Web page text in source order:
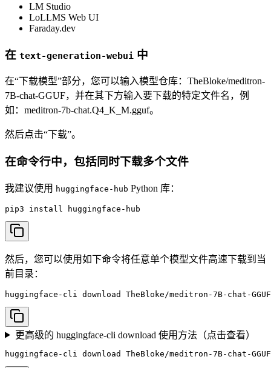
LM Studio
LoLLMS Web UI
Faraday.dev
在 text-generation-webui 中
在“下载模型”部分，您可以输入模型仓库：TheBloke/meditron-
7B-chat-GGUF，并在其下方输入要下载的特定文件名，例
如：meditron-7b-chat.Q4_K_M.gguf。
然后点击“下载”。
在命令行中，包括同时下载多个文件
我建议使用 huggingface-hub Python 库：
pip3 install huggingface-hub
然后，您可以使用如下命令将任意单个模型文件高速下载到当
前目录：
huggingface-cli download TheBloke/meditron-7B-chat-
更高级的 huggingface-cli download 使用方法（点击查看）
huggingface-cli download TheBloke/meditron-7B-chat-